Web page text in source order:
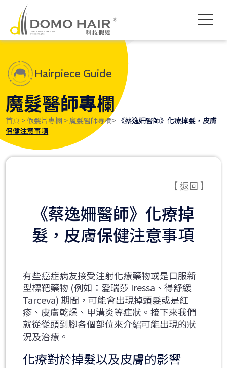
Hairpiece Guide
魔髮醫師專欄
首頁 > 假髮片專欄 >魔髮醫師專欄> 《蔡逸姍醫師》化療掉髮，皮膚
保健注意事項
【 返回 】
《蔡逸姍醫師》化療掉
髮，皮膚保健注意事項
有些癌症病友接受注射化療藥物或是口服新
型標靶藥物 (例如：愛瑞莎 Iressa、得舒緩
Tarceva) 期間，可能會出現掉頭髮或是紅
疹、皮膚乾燥、甲溝炎等症狀。接下來我們
就從從頭到腳各個部位來介紹可能出現的狀
況及治療。
化療對於掉髮以及皮膚的影響